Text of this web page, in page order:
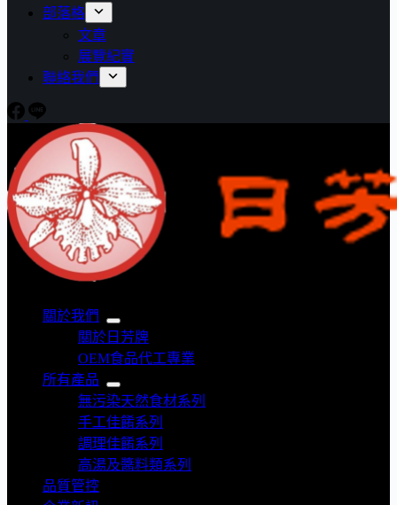
部落格
文章
展覽紀實
聯絡我們
關於我們
關於日芳牌
OEM食品代工專業
所有產品
無污染天然食材系列
手工佳餚系列
調理佳餚系列
高湯及醬料類系列
品質管控